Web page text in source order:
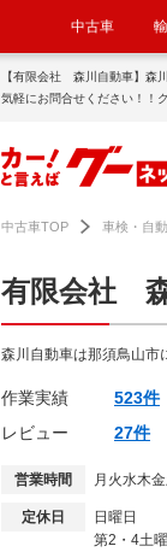
中古車
【有限会社 森川自動車】森
気軽にお問合せください！！
中古車TOP 車検・自
有限会社
森川自動車は那須鳥山市
作業実績
523件
レビュー
27件
営業時間 月火水木
定休日
日曜日
第2・4土